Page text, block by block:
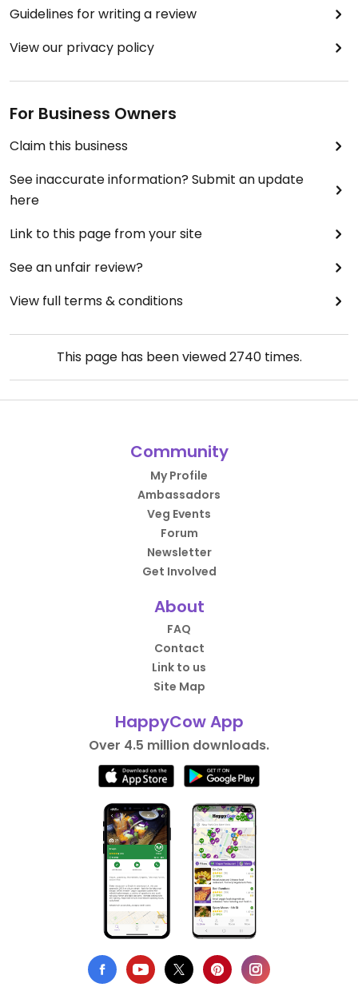
Guidelines for writing a review
View our privacy policy
For Business Owners
Claim this business
See inaccurate information? Submit an update
here
Link to this page from your site
See an unfair review?
View full terms & conditions
This page has been viewed2740times.
Community
My Profile
Ambassadors
Veg Events
Forum
Newsletter
Get Involved
About
FAQ
Contact
Link to us
Site Map
HappyCow App
Over 4.5 million downloads.